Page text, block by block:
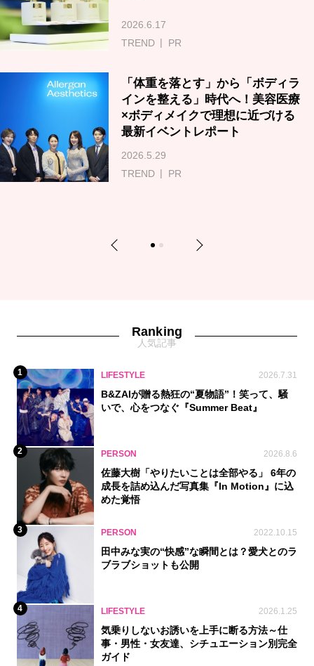
2026.6.17
TREND
PR
「体重を落とす」から「ボディラ
インを整える」時代へ！美容医療
×ボディメイクで理想に近づける
最新イベントレポート
2026.5.29
TREND
PR
Previous 1 2 Next
Ranking
人気記事
1 LIFESTYLE 2026.7.31
B&ZAIが贈る熱狂の“夏物語”！笑って、騒
いで、心をつなぐ『Summer Beat』
2 PERSON 2026.8.6
佐藤大樹「やりたいことは全部やる」 6年の
成長を詰め込んだ写真集『In Motion』に込
めた覚悟
3 PERSON 2022.10.15
田中みな実の“快感”な瞬間とは？愛犬とのラ
ブラブショットも公開
4 LIFESTYLE 2026.1.25
気乗りしないお誘いを上手に断る方法～仕
事・男性・女友達、シチュエーション別完全
ガイド